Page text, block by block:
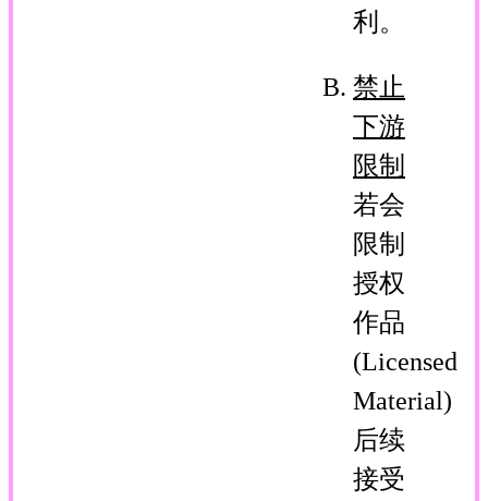
利。
禁止
下游
限制
若会
限制
授权
作品
(Licensed
Material)
后续
接受